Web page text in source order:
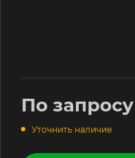
По запросу
Уточнить наличие